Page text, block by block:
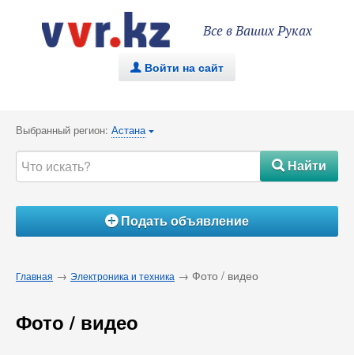
Все в Ваших Руках
. Войти на сайт
Выбранный регион: Астана {
#Найти
ÁПодать объявление
Главная → Электроника и техника → Фото / видео
Фото / видео